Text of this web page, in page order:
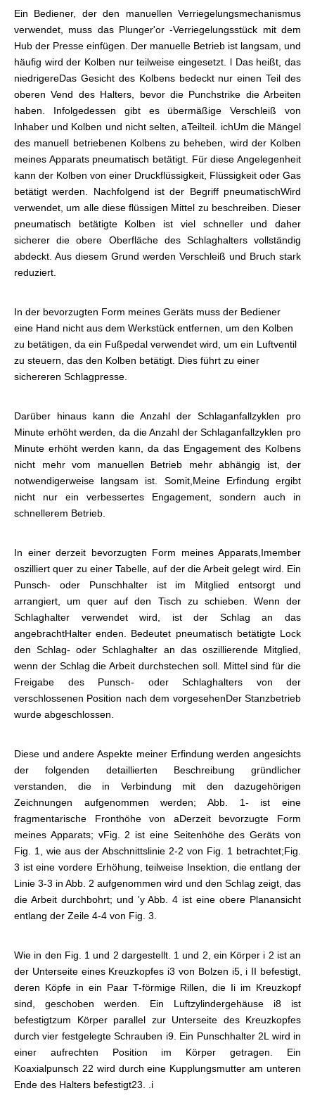
Ein Bediener, der den manuellen Verriegelungsmechanismus
verwendet, muss das Plunger'or -Verriegelungsstück mit dem
Hub der Presse einfügen. Der manuelle Betrieb ist langsam, und
häufig wird der Kolben nur teilweise eingesetzt. l Das heißt, das
niedrigereDas Gesicht des Kolbens bedeckt nur einen Teil des
oberen Vend des Halters, bevor die Punchstrike die Arbeiten
haben. Infolgedessen gibt es übermäßige Verschleiß von
Inhaber und Kolben und nicht selten, aTeilteil. ichUm die Mängel
des manuell betriebenen Kolbens zu beheben, wird der Kolben
meines Apparats pneumatisch betätigt. Für diese Angelegenheit
kann der Kolben von einer Druckflüssigkeit, Flüssigkeit oder Gas
betätigt werden. Nachfolgend ist der Begriff pneumatischWird
verwendet, um alle diese flüssigen Mittel zu beschreiben. Dieser
pneumatisch betätigte Kolben ist viel schneller und daher
sicherer die obere Oberfläche des Schlaghalters vollständig
abdeckt. Aus diesem Grund werden Verschleiß und Bruch stark
reduziert.
In der bevorzugten Form meines Geräts muss der Bediener
eine Hand nicht aus dem Werkstück entfernen, um den Kolben
zu betätigen, da ein Fußpedal verwendet wird, um ein Luftventil
zu steuern, das den Kolben betätigt. Dies führt zu einer
sichereren Schlagpresse.
Darüber hinaus kann die Anzahl der Schlaganfallzyklen pro
Minute erhöht werden, da die Anzahl der Schlaganfallzyklen pro
Minute erhöht werden kann, da das Engagement des Kolbens
nicht mehr vom manuellen Betrieb mehr abhängig ist, der
notwendigerweise langsam ist. Somit, Meine Erfindung ergibt
nicht nur ein verbessertes Engagement, sondern auch in
schnellerem Betrieb.
In einer derzeit bevorzugten Form meines Apparats, Imember
oszilliert quer zu einer Tabelle, auf der die Arbeit gelegt wird. Ein
Punsch- oder Punschhalter ist im Mitglied entsorgt und
arrangiert, um quer auf den Tisch zu schieben. Wenn der
Schlaghalter verwendet wird, ist der Schlag an das
angebrachtHalter enden. Bedeutet pneumatisch betätigte Lock
den Schlag- oder Schlaghalter an das oszillierende Mitglied,
wenn der Schlag die Arbeit durchstechen soll. Mittel sind für die
Freigabe des Punsch- oder Schlaghalters von der
verschlossenen Position nach dem vorgesehenDer Stanzbetrieb
wurde abgeschlossen.
Diese und andere Aspekte meiner Erfindung werden angesichts
der folgenden detaillierten Beschreibung gründlicher
verstanden, die in Verbindung mit den dazugehörigen
Zeichnungen aufgenommen werden; Abb. 1- ist eine
fragmentarische Fronthöhe von aDerzeit bevorzugte Form
meines Apparats; vFig. 2 ist eine Seitenhöhe des Geräts von
Fig. 1, wie aus der Abschnittslinie 2-2 von Fig. 1 betrachtet;Fig.
3 ist eine vordere Erhöhung, teilweise Insektion, die entlang der
Linie 3-3 in Abb. 2 aufgenommen wird und den Schlag zeigt, das
die Arbeit durchbohrt; und 'y Abb. 4 ist eine obere Planansicht
entlang der Zeile 4-4 von Fig. 3.
Wie in den Fig. 1 und 2 dargestellt. 1 und 2, ein Körper i 2 ist an
der Unterseite eines Kreuzkopfes i3 von Bolzen i5, i II befestigt,
deren Köpfe in ein Paar T-förmige Rillen, die Ii im Kreuzkopf
sind, geschoben werden. Ein Luftzylindergehäuse i8 ist
befestigtzum Körper parallel zur Unterseite des Kreuzkopfes
durch vier festgelegte Schrauben i9. Ein Punschhalter 2L wird in
einer aufrechten Position im Körper getragen. Ein
Koaxialpunsch 22 wird durch eine Kupplungsmutter am unteren
Ende des Halters befestigt23. .i